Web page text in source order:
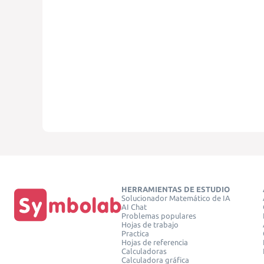
HERRAMIENTAS DE ESTUDIO
Solucionador Matemático de IA
AI Chat
Problemas populares
Hojas de trabajo
Practica
Hojas de referencia
Calculadoras
Calculadora gráfica